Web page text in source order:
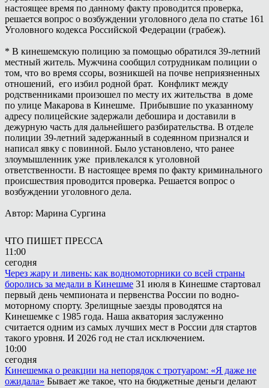
настоящее время по данному факту проводится проверка,
решается вопрос о возбуждении уголовного дела по статье 161
Уголовного кодекса Российской Федерации (грабеж).
* В кинешемскую полицию за помощью обратился 39-летний
местный житель. Мужчина сообщил сотрудникам полиции о
том, что во время ссоры, возникшей на почве неприязненных
отношений, его избил родной брат. Конфликт между
родственниками произошел по месту их жительства в доме
по улице Макарова в Кинешме. Прибывшие по указанному
адресу полицейские задержали дебошира и доставили в
дежурную часть для дальнейшего разбирательства. В отделе
полиции 39-летний задержанный в содеянном признался и
написал явку с повинной. Было установлено, что ранее
злоумышленник уже привлекался к уголовной
ответственности. В настоящее время по факту криминального
происшествия проводится проверка. Решается вопрос о
возбуждении уголовного дела.
Автор: Марина Сургина
ЧТО ПИШЕТ ПРЕССА
11:00
сегодня
Через жару и ливень: как водномоторники со всей страны
боролись за медали в Кинешме 31 июля в Кинешме стартовал
первый день чемпионата и первенства России по водно-
моторному спорту. Зрелищные заезды проводятся на
Кинешемке с 1985 года. Наша акватория заслуженно
считается одним из самых лучших мест в России для стартов
такого уровня. И 2026 год не стал исключением.
10:00
сегодня
Кинешемка о реакции на непорядок с тротуаром: «Я даже не
ожидала» Бывает же такое, что на бюджетные деньги делают